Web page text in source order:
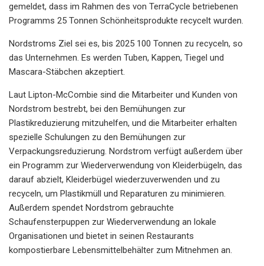
gemeldet, dass im Rahmen des von TerraCycle betriebenen
Programms 25 Tonnen Schönheitsprodukte recycelt wurden.
Nordstroms Ziel sei es, bis 2025 100 Tonnen zu recyceln, so
das Unternehmen. Es werden Tuben, Kappen, Tiegel und
Mascara-Stäbchen akzeptiert.
Laut Lipton-McCombie sind die Mitarbeiter und Kunden von
Nordstrom bestrebt, bei den Bemühungen zur
Plastikreduzierung mitzuhelfen, und die Mitarbeiter erhalten
spezielle Schulungen zu den Bemühungen zur
Verpackungsreduzierung. Nordstrom verfügt außerdem über
ein Programm zur Wiederverwendung von Kleiderbügeln, das
darauf abzielt, Kleiderbügel wiederzuverwenden und zu
recyceln, um Plastikmüll und Reparaturen zu minimieren.
Außerdem spendet Nordstrom gebrauchte
Schaufensterpuppen zur Wiederverwendung an lokale
Organisationen und bietet in seinen Restaurants
kompostierbare Lebensmittelbehälter zum Mitnehmen an.